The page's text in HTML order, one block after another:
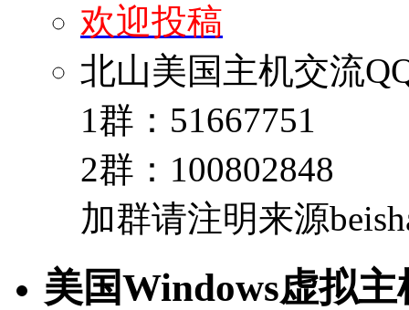
欢迎投稿
北山美国主机交流
1群：51667751
2群：100802848
加群请注明来源
美国Windows虚拟主